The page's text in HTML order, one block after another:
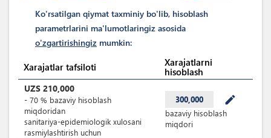
Ko'rsatilgan qiymat taxminiy bo'lib, hisoblash
parametrlarini ma'lumotlaringiz asosida
o'zgartirishingiz mumkin:
Xarajatlar tafsiloti
Xarajatlarni
hisoblash
UZS 210,000
- 70 % bazaviy hisoblash
miqdoridan
sanitariya-epidemiologik xulosani
rasmiylashtirish uchun
300,000 mode_edit
bazaviy hisoblash
miqdori